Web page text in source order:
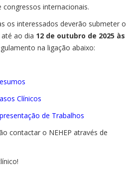
internacionais.
os interessados deverão submeter o
ao dia 12 de outubro de 2025 às
na ligação abaixo:
Clínicos
de Trabalhos
contactar o NEHEP através de